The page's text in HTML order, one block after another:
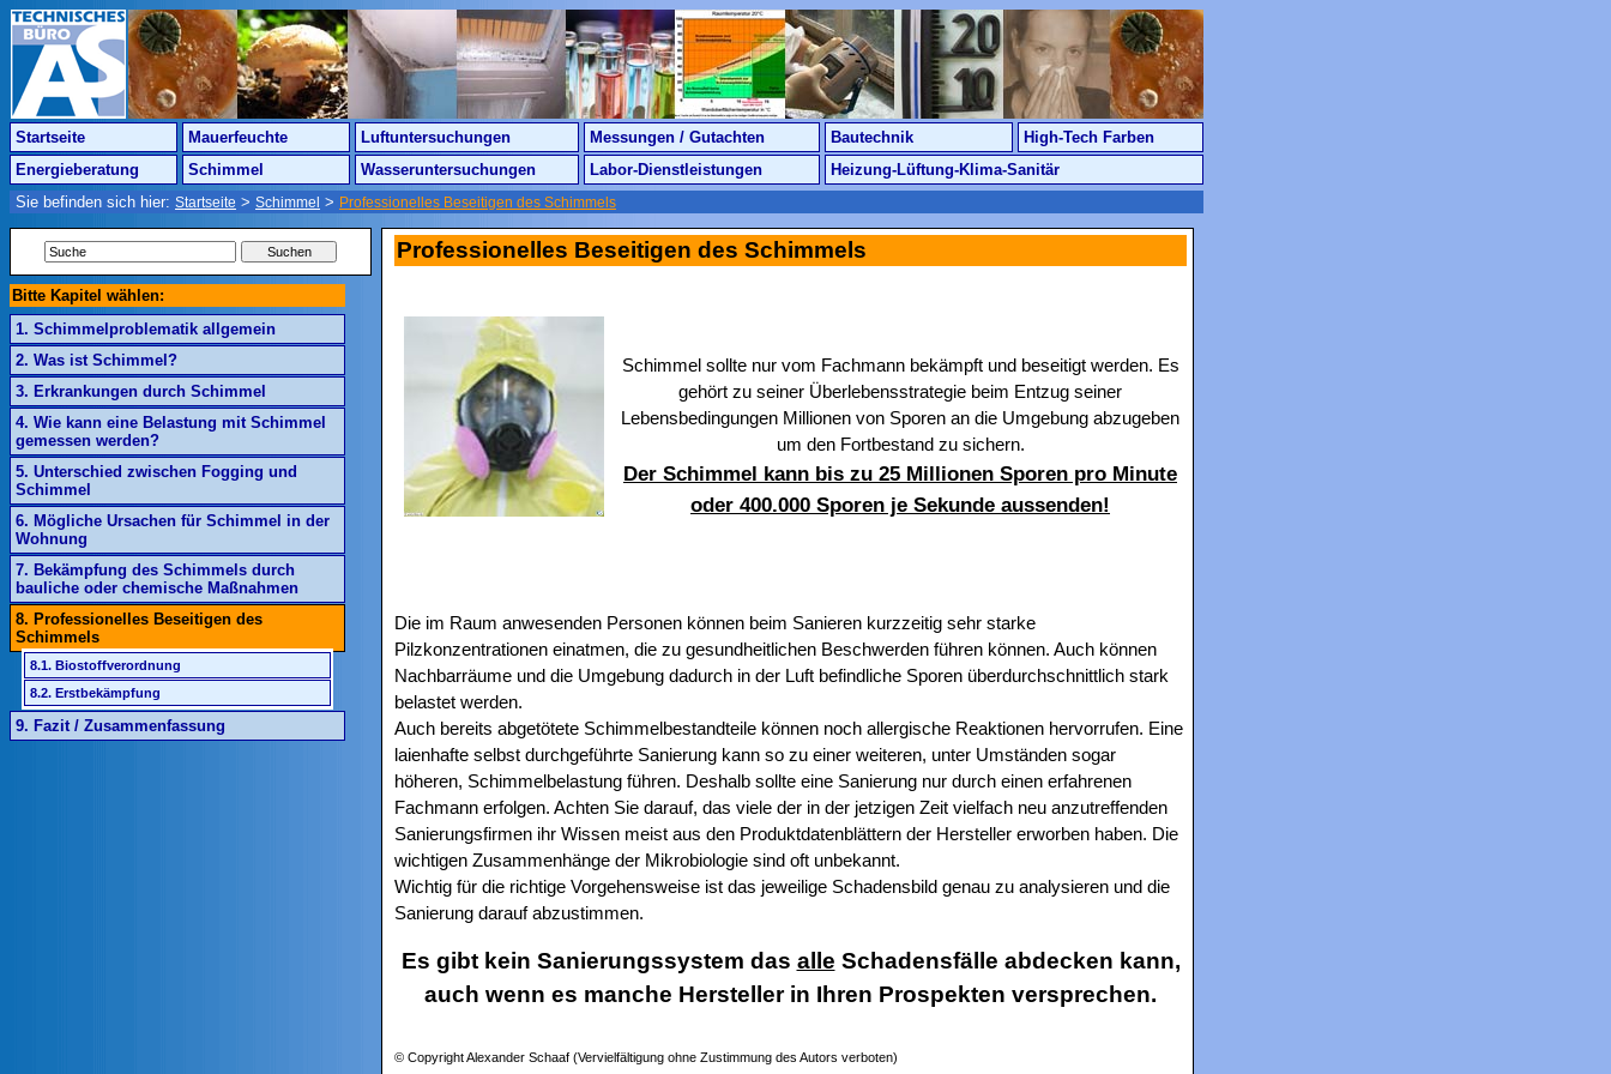
Startseite Mauerfeuchte Luftuntersuchungen Messungen / Gutachten Bautechnik
High-Tech Farben
Energieberatung
Schimmel Wasseruntersuchungen Labor-Dienstleistungen
Heizung-Lüftung-Klima-Sanitär
Sie befinden sich hier: Startseite > Schimmel > Professionelles Beseitigen des Schimmels
Bitte Kapitel wählen:
1. Schimmelproblematik allgemein
2. Was ist Schimmel?
3. Erkrankungen durch Schimmel
4. Wie kann eine Belastung mit Schimmel
gemessen werden?
5. Unterschied zwischen Fogging und
Schimmel
6. Mögliche Ursachen für Schimmel in der
Wohnung
7. Bekämpfung des Schimmels durch
bauliche oder chemische Maßnahmen
8. Professionelles Beseitigen des
Schimmels
8.1. Biostoffverordnung
8.2. Erstbekämpfung
9. Fazit / Zusammenfassung
Professionelles Beseitigen des Schimmels
Schimmel sollte nur vom Fachmann bekämpft und beseitigt werden. Es
gehört zu seiner Überlebensstrategie beim Entzug seiner
Lebensbedingungen Millionen von Sporen an die Umgebung abzugeben
um den Fortbestand zu sichern.
Der Schimmel kann bis zu 25 Millionen Sporen pro Minute
oder 400.000 Sporen je Sekunde aussenden!
Die im Raum anwesenden Personen können beim Sanieren kurzzeitig sehr starke
Pilzkonzentrationen einatmen, die zu gesundheitlichen Beschwerden führen können. Auch können
Nachbarräume und die Umgebung dadurch in der Luft befindliche Sporen überdurchschnittlich stark
belastet werden.
Auch bereits abgetötete Schimmelbestandteile können noch allergische Reaktionen hervorrufen. Eine
laienhafte selbst durchgeführte Sanierung kann so zu einer weiteren, unter Umständen sogar
höheren, Schimmelbelastung führen. Deshalb sollte eine Sanierung nur durch einen erfahrenen
Fachmann erfolgen. Achten Sie darauf, das viele der in der jetzigen Zeit vielfach neu anzutreffenden
Sanierungsfirmen ihr Wissen meist aus den Produktdatenblättern der Hersteller erworben haben. Die
wichtigen Zusammenhänge der Mikrobiologie sind oft unbekannt.
Wichtig für die richtige Vorgehensweise ist das jeweilige Schadensbild genau zu analysieren und die
Sanierung darauf abzustimmen.
Es gibt kein Sanierungssystem das alle Schadensfälle abdecken kann,
auch wenn es manche Hersteller in Ihren Prospekten versprechen.
© Copyright Alexander Schaaf (Vervielfältigung ohne Zustimmung des Autors verboten)